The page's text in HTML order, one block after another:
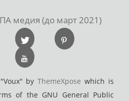
медия (до март 2021)
byThemeXpose which is
of the GNU General Public